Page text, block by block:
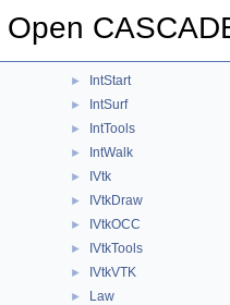
Open IntRes2d
► IntStart
► IntSurf
► IntTools
► IntWalk
► IVtk
► IVtkDraw
► IVtkOCC
► IVtkTools
► IVtkVTK
► Law